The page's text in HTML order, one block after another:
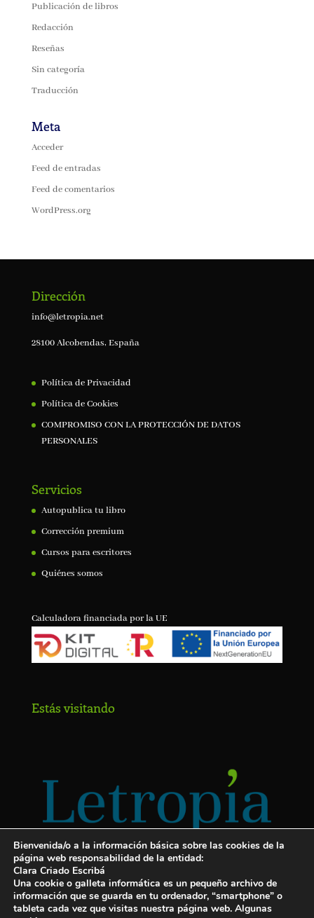
Publicación de libros
Redacción
Reseñas
Sin categoría
Traducción
Meta
Acceder
Feed de entradas
Feed de comentarios
WordPress.org
Dirección
info@letropia.net
28100 Alcobendas, España
Política de Privacidad
Política de Cookies
COMPROMISO CON LA PROTECCIÓN DE DATOS
PERSONALES
Servicios
Autopublica tu libro
Corrección premium
Cursos para escritores
Quiénes somos
Calculadora financiada por la UE
Estás visitando
Bienvenida/o a la información básica sobre las cookies de la
página web responsabilidad de la entidad:
Clara Criado Escribá
Una cookie o galleta informática es un pequeño archivo de
información que se guarda en tu ordenador, “smartphone” o
tableta cada vez que visitas nuestra página web. Algunas